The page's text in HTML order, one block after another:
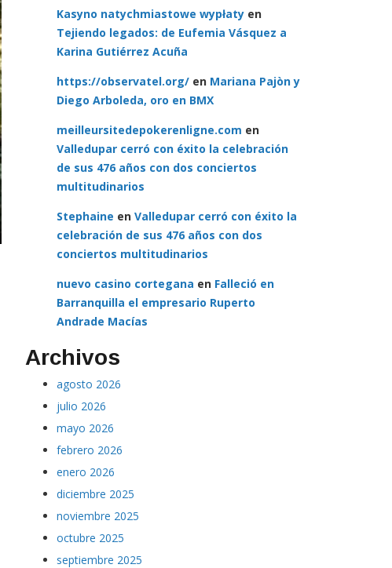
Kasyno natychmiastowe wypłaty en
Tejiendo legados: de Eufemia Vásquez a
Karina Gutiérrez Acuña
https://observatel.org/ en Mariana Pajòn y
Diego Arboleda, oro en BMX
meilleursitedepokerenligne.com en
Valledupar cerró con éxito la celebración
de sus 476 años con dos conciertos
multitudinarios
Stephaine en Valledupar cerró con éxito la
celebración de sus 476 años con dos
conciertos multitudinarios
nuevo casino cortegana en Falleció en
Barranquilla el empresario Ruperto
Andrade Macías
Archivos
agosto 2026
julio 2026
mayo 2026
febrero 2026
enero 2026
diciembre 2025
noviembre 2025
octubre 2025
septiembre 2025